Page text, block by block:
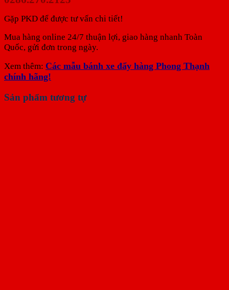
Gặp PKD để được tư vấn chi tiết!
Mua hàng online 24/7 thuận lợi, giao hàng nhanh Toàn
Quốc, gửi đơn trong ngày.
Xem thêm: Các mẫu bánh xe đẩy hàng Phong Thạnh
chính hãng!
Sản phẩm tương tự